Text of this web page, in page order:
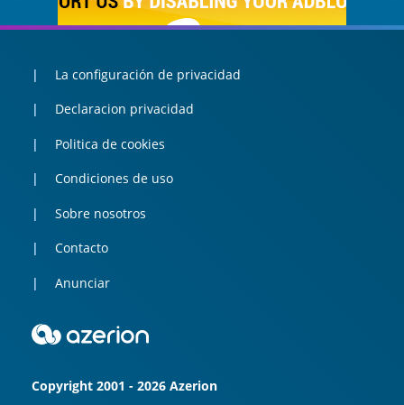
La configuración de privacidad
Declaracion privacidad
Politica de cookies
Condiciones de uso
Sobre nosotros
Contacto
Anunciar
Copyright 2001 - 2026 Azerion